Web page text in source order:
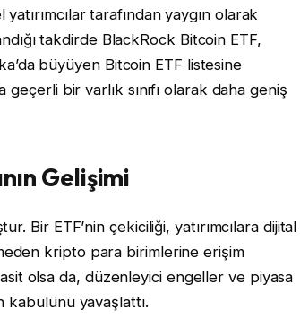
tarafından yaygın olarak
takdirde BlackRock Bitcoin ETF,
büyüyen Bitcoin ETF listesine
geçerli bir varlık sınıfı olarak daha geniş
Gelişimi
Bir ETF’nin çekiciliği, yatırımcılara dijital
kripto para birimlerine erişim
olsa da, düzenleyici engeller ve piyasa
kabulünü yavaşlattı.